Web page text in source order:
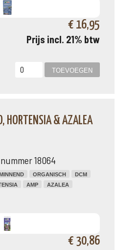
€ 16,95
Prijs incl. 21% btw
HORTENSIA & AZALEA
18064
ORGANISCH
DCM
AMP
AZALEA
€ 30,86